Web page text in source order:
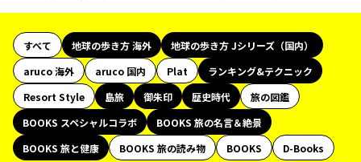
すべて 地球の歩き方 海外
地球の歩き方 Jシリーズ（国内）
aruco 海外
aruco 国内 Plat
ランキング&テクニック
Resort Style
島旅 御朱印 歴史時代
旅の図鑑
BOOKS スペシャルコラボ
BOOKS 旅の名言＆絶景
BOOKS 旅と健康
BOOKS 旅の読み物 BOOKS
D-Books